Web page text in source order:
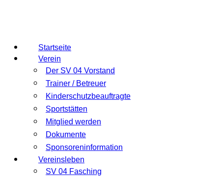
Startseite
Verein
Der SV 04 Vorstand
Trainer / Betreuer
Kinderschutzbeauftragte
Sportstätten
Mitglied werden
Dokumente
Sponsoreninformation
Vereinsleben
SV 04 Fasching